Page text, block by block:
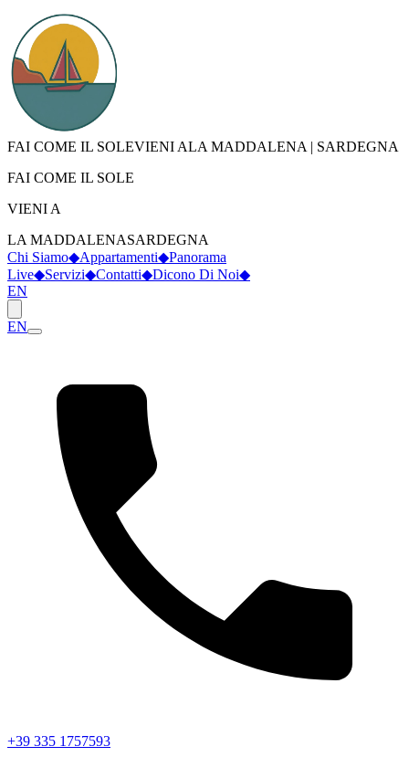
FAI COME IL SOLEVIENI ALA MADDALENA | SARDEGNA
FAI COME IL SOLE
VIENI A
LA MADDALENASARDEGNA
Chi Siamo◆Appartamenti◆Panorama
Live◆Servizi◆Contatti◆Dicono Di Noi◆
EN
EN
+39 335 1757593